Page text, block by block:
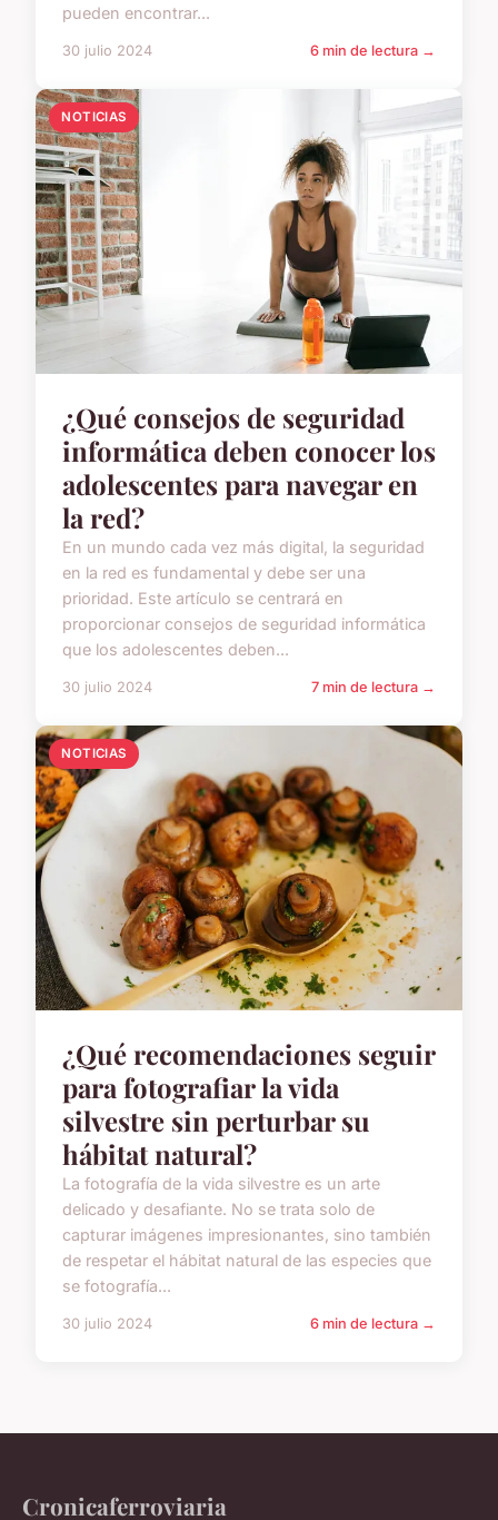
pueden encontrar...
30 julio 2024 6 min de lectura →
NOTICIAS
¿Qué consejos de seguridad
informática deben conocer los
adolescentes para navegar en
la red?
En un mundo cada vez más digital, la seguridad
en la red es fundamental y debe ser una
prioridad. Este artículo se centrará en
proporcionar consejos de seguridad informática
que los adolescentes deben...
30 julio 2024 7 min de lectura →
NOTICIAS
¿Qué recomendaciones seguir
para fotografiar la vida
silvestre sin perturbar su
hábitat natural?
La fotografía de la vida silvestre es un arte
delicado y desafiante. No se trata solo de
capturar imágenes impresionantes, sino también
de respetar el hábitat natural de las especies que
se fotografía...
30 julio 2024 6 min de lectura →
Cronicaferroviaria